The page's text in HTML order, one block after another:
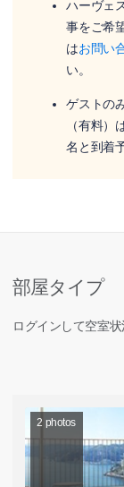
ハーヴェ
事をご希
はお問い
い。
ゲストの
（有料）
名と到着
部屋タイプ
ログインして空室
2 photos